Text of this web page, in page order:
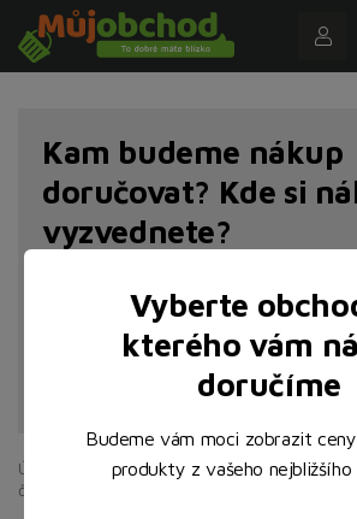
Kam budeme nákup
doručovat? Kde si
vyzvednete?
Úvodní stránka Nápoje Alkoholické
červené, růžové
Vyberte
kterého vám
doručíme
Budeme vám moci zobrazit
produkty z vašeho nejbližšího